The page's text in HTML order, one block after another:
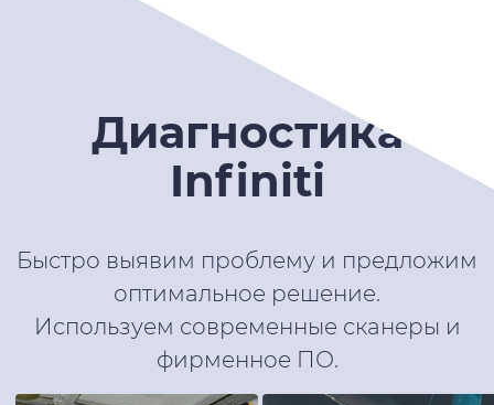
Диагностика
Infiniti
Быстро выявим проблему и предложим
оптимальное решение.
Используем современные сканеры и
фирменное ПО.